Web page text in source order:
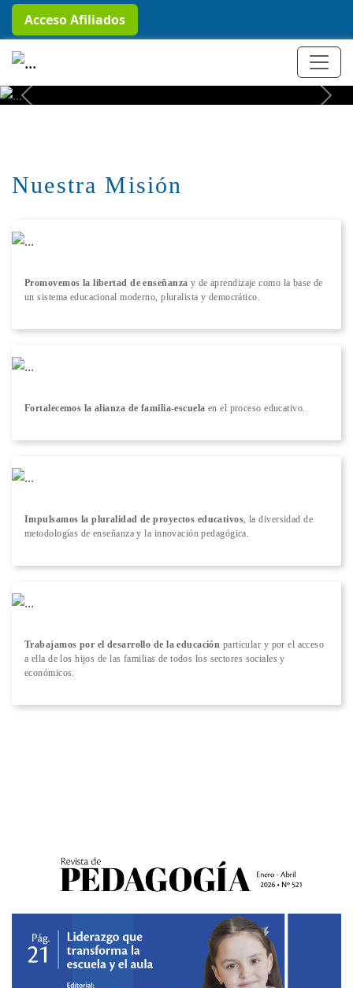
Acceso Afiliados
+ Conocer más
Previous Next
Nuestra Misión
Promovemos la libertad de enseñanza y de aprendizaje como la base de
un sistema educacional moderno, pluralista y democrático.
Fortalecemos la alianza de familia-escuela en el proceso educativo.
Impulsamos la pluralidad de proyectos educativos , la diversidad de
metodologías de enseñanza y la innovación pedagógica.
Trabajamos por el desarrollo de la educación particular y por el acceso
a ella de los hijos de las familias de todos los sectores sociales y
económicos.